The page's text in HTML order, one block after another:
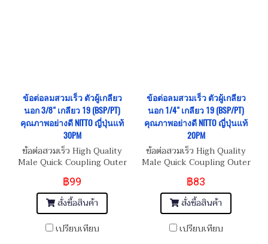
ข้อต่อลมสวมเร็ว ตัวผู้เกลียว
นอก 3/8" เกลียว 19 (BSP/PT)
คุณภาพอย่างดี NITTO ญี่ปุ่นแท้
30PM
ข้อต่อสวมเร็ว High Quality
Male Quick Coupling Outer
Thread 3/8"-19 (BSP/PT)
฿99
สั่งซื้อสินค้า
เปรียบเทียบ
ข้อต่อลมสวมเร็ว ตัวผู้เกลียว
นอก 1/4" เกลียว 19 (BSP/PT)
คุณภาพอย่างดี NITTO ญี่ปุ่นแท้
20PM
ข้อต่อสวมเร็ว High Quality
Male Quick Coupling Outer
Thread 1/4"-19 (BSP/PT)
฿83
สั่งซื้อสินค้า
เปรียบเทียบ